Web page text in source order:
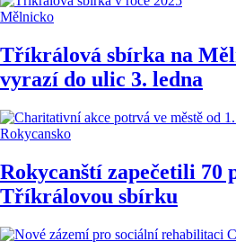
Mělnicko
Tříkrálová sbírka na
vyrazí do ulic 3. ledna
Rokycansko
Rokycanští zapečetili 70
Tříkrálovou sbírku